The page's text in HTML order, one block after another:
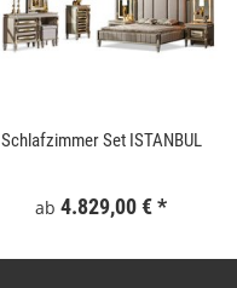
Schlafzimmer Set ISTANBUL
ab 4.829,00 €*